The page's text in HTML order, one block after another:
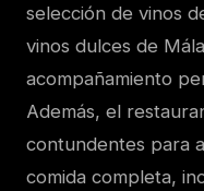
selección de vinos
vinos dulces de
acompañamiento
Además, el
contundentes para
comida completa,